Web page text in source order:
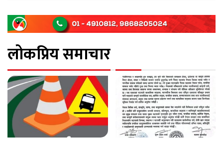
भएको [...]
लोकप्रिय समाचार